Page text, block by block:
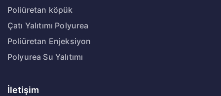
Poliüretan köpük
Çatı Yalıtımı Polyurea
Poliüretan Enjeksiyon
Polyurea Su Yalıtımı
İletişim